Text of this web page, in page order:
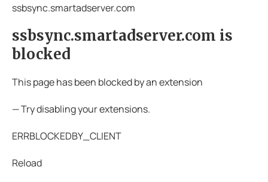
ssbsync.smartadserver.com
ssbsync.smartadserver.com is
blocked
This page has been blocked by an extension
— Try disabling your extensions.
ERRBLOCKEDBY_CLIENT
Reload